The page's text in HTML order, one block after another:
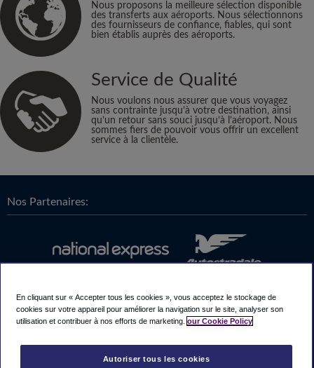
Nous proposons la meilleure sélection disponible
des transferts aux aéroports. Nous sélectionnons
des fournisseurs de confiance, fiables, qui sont
bien établis auprès des aéroports.
Service de Qualité
Nous voulons nous assurer que vous voyagez
sans contrainte jusqu’à votre destination, ainsi
qu’un retour sans souci jusqu’à l’aéroport. Nous
sommes fiers de pouvoir vous offrir un excellent
service à la clientèle.
Nos Partenaires:
En cliquant sur « Accepter tous les cookies », vous acceptez le stockage de
cookies sur votre appareil pour améliorer la navigation sur le site, analyser son
utilisation et contribuer à nos efforts de marketing. our Cookie Policy
Autoriser tous les cookies